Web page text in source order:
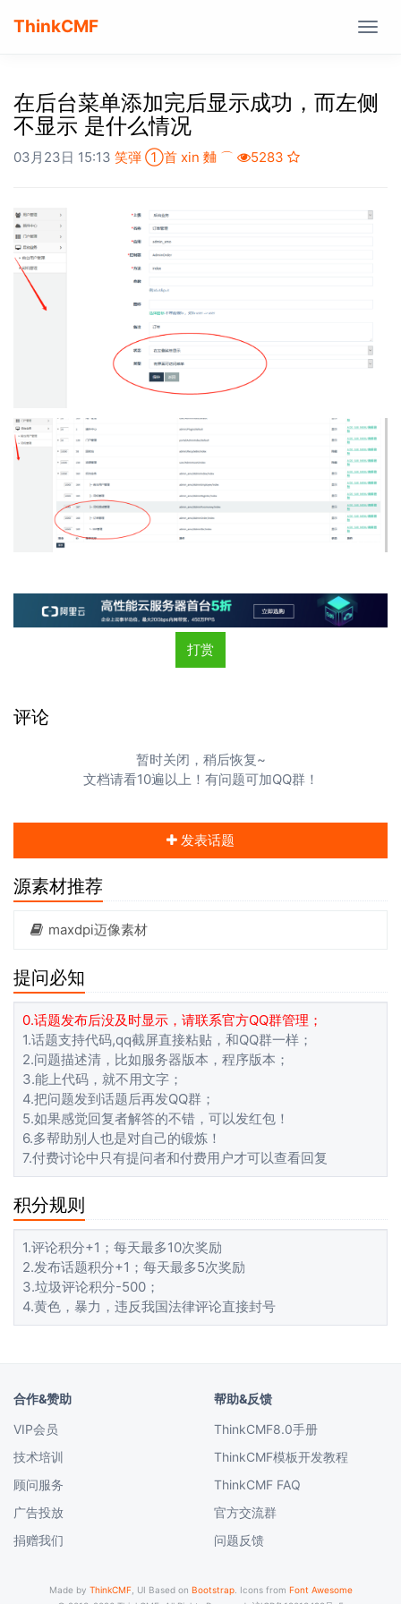
ThinkCMF
在后台菜单添加完后显示成功，而左侧
不显示 是什么情况
03月23日 15:13 笑弾 ①首 xin 麯 ⌒ 5283
打赏
评论
暂时关闭，稍后恢复~
文档请看10遍以上！有问题可加QQ群！
发表话题
源素材推荐
maxdpi迈像素材
提问必知
0.话题发布后没及时显示，请联系官方QQ群管理；
1.话题支持代码,qq截屏直接粘贴，和QQ群一样；
2.问题描述清，比如服务器版本，程序版本；
3.能上代码，就不用文字；
4.把问题发到话题后再发QQ群；
5.如果感觉回复者解答的不错，可以发红包！
6.多帮助别人也是对自己的锻炼！
7.付费讨论中只有提问者和付费用户才可以查看回复
积分规则
1.评论积分+1；每天最多10次奖励
2.发布话题积分+1；每天最多5次奖励
3.垃圾评论积分-500；
4.黄色，暴力，违反我国法律评论直接封号
合作&赞助
VIP会员
技术培训
顾问服务
广告投放
捐赠我们
帮助&反馈
ThinkCMF8.0手册
ThinkCMF模板开发教程
ThinkCMF FAQ
官方交流群
问题反馈
Made by ThinkCMF, UI Based on Bootstrap. Icons from Font Awesome